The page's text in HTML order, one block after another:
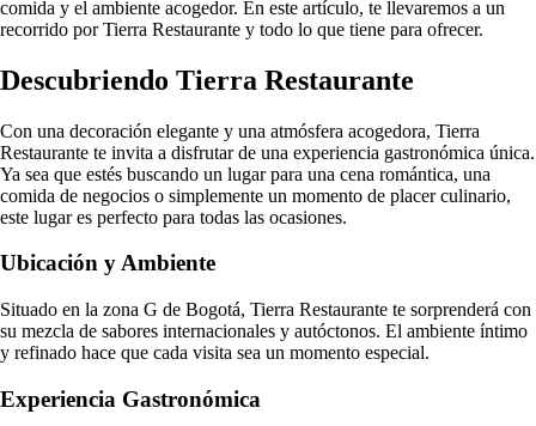
comida y el ambiente acogedor. En este artículo, te llevaremos a un
recorrido por Tierra Restaurante y todo lo que tiene para ofrecer.
Descubriendo Tierra Restaurante
Con una decoración elegante y una atmósfera acogedora, Tierra
Restaurante te invita a disfrutar de una experiencia gastronómica única.
Ya sea que estés buscando un lugar para una cena romántica, una
comida de negocios o simplemente un momento de placer culinario,
este lugar es perfecto para todas las ocasiones.
Ubicación y Ambiente
Situado en la zona G de Bogotá, Tierra Restaurante te sorprenderá con
su mezcla de sabores internacionales y autóctonos. El ambiente íntimo
y refinado hace que cada visita sea un momento especial.
Experiencia Gastronómica